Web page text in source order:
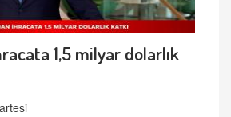
1,5 milyar dolarlık